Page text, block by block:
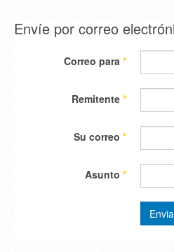
Envíe por correo
Correo para *
Remitente *
Su correo *
Asunto *